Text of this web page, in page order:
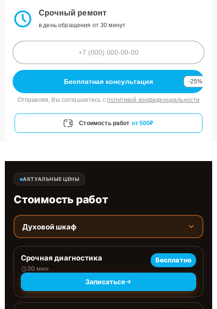
Срочный ремонт
в день обращения от 30 минут
Бесплатная консультация -25%
Отправляя, Вы соглашаетесь с политикой конфиденциальности
Стоимость работ от 500₽
АКТУАЛЬНЫЕ ЦЕНЫ
Стоимость работ
Духовой шкаф
Срочная диагностика
30 мин
Бесплатно
Записаться